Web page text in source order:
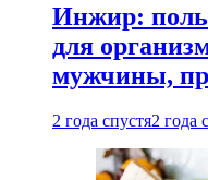
Инжир:
для
мужчины,
2 года спустя2 года